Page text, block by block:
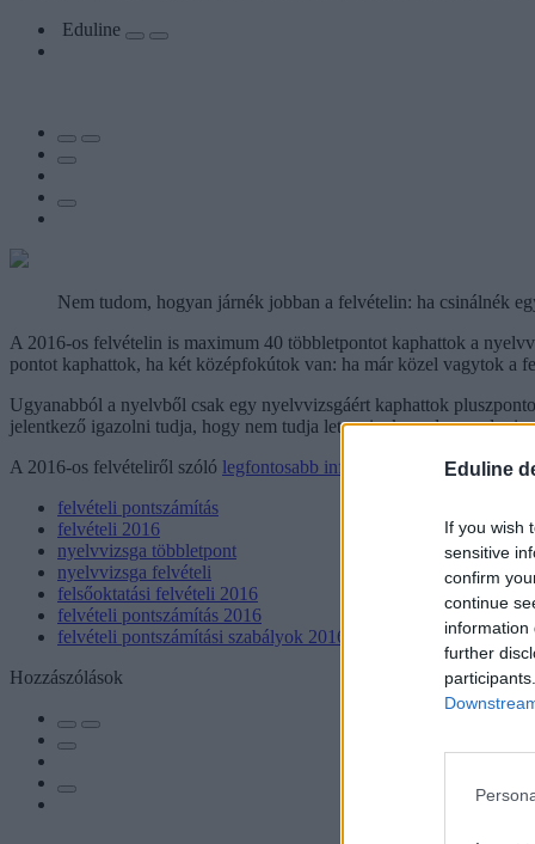
Eduline
If you wish
sensitive
confirm
continue
information
further
Eduline
Nem tudom, hogyan járnék jobban a felvételin: ha csinálnék
A 2016-os felvételin is maximum 40 többletpontot kaphattok a
pontot kaphattok, ha két középfokútok van: ha már közel vagytok a
Ugyanabból a nyelvből csak egy nyelvvizsgáért kaphattok
jelentkező igazolni tudja, hogy nem tudja letenni a komplex
A 2016-os felvételiről szóló legfontosabb információkat itt találjátok.
felvételi pontszámítás
felvételi 2016
nyelvvizsga többletpont
nyelvvizsga felvételi
felsőoktatási felvételi 2016
felvételi pontszámítás 2016
felvételi pontszámítási szabályok 2016
Hozzászólások